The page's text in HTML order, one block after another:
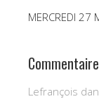
MERCREDI 27
Lefrançois